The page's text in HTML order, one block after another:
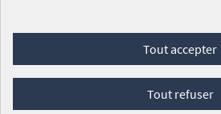
Foire aux
Conditions générales d'utilisation
Mentions légales
Tout accepter
Tout refuser